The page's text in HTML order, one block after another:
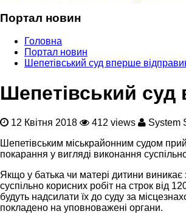
Портал новин
Головна
Портал новин
Шепетівський суд вперше
Шепетівський суд
12 Квітня 2018 412 views
System
Шепетівським міськрайонним судом
покарання у вигляді виконання
Якщо у батька чи матері дитини виникає
суспільно корисних робіт на строк від
будуть надсилати їх до суду за
покладено на уповноважені органи.